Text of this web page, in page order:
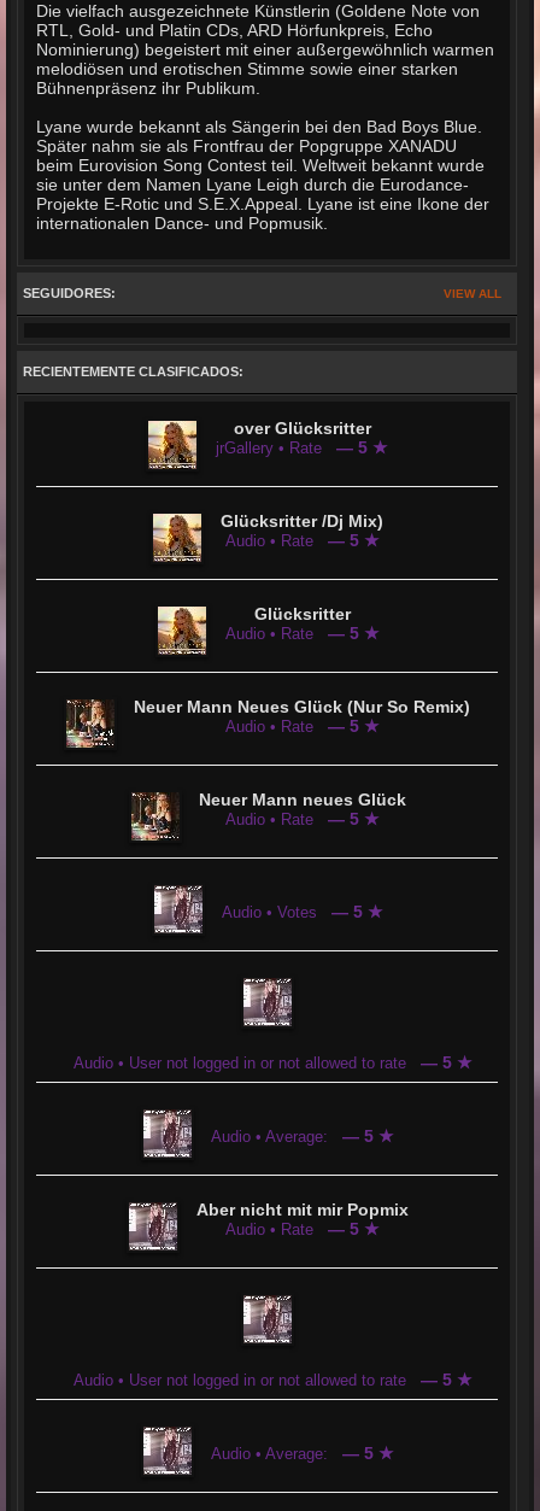
Die vielfach ausgezeichnete Künstlerin (Goldene Note von
RTL, Gold- und Platin CDs, ARD Hörfunkpreis, Echo
Nominierung) begeistert mit einer außergewöhnlich warmen
melodiösen und erotischen Stimme sowie einer starken
Bühnenpräsenz ihr Publikum.
Lyane wurde bekannt als Sängerin bei den Bad Boys Blue.
Später nahm sie als Frontfrau der Popgruppe XANADU
beim Eurovision Song Contest teil. Weltweit bekannt wurde
sie unter dem Namen Lyane Leigh durch die Eurodance-
Projekte E-Rotic und S.E.X.Appeal. Lyane ist eine Ikone der
internationalen Dance- und Popmusik.
VIEW ALL
SEGUIDORES:
RECIENTEMENTE CLASIFICADOS:
over Glücksritter
jrGallery • Rate — 5 ★
Glücksritter /Dj Mix)
Audio • Rate — 5 ★
Glücksritter
Audio • Rate — 5 ★
Neuer Mann Neues Glück (Nur So Remix)
Audio • Rate — 5 ★
Neuer Mann neues Glück
Audio • Rate — 5 ★
Audio • Votes — 5 ★
Audio • User not logged in or not allowed to rate — 5 ★
Audio • Average: — 5 ★
Aber nicht mit mir Popmix
Audio • Rate — 5 ★
Audio • User not logged in or not allowed to rate — 5 ★
Audio • Average: — 5 ★